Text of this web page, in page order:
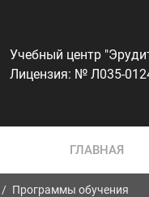
Учебный центр
Лицензия: № Л035-
ГЛАВНАЯ
Программы обучения